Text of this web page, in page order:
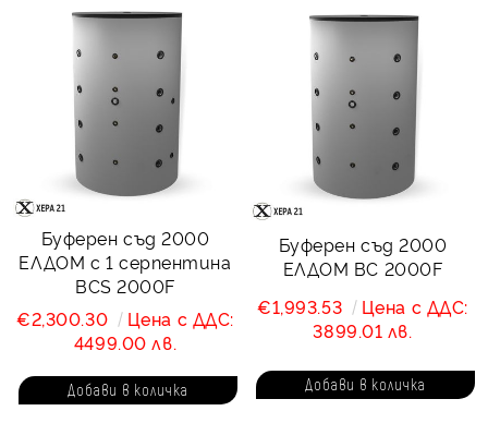
Буферен съд 2000
ЕЛДОМ с 1 серпентина
BCS 2000F
€2,300.30
Цена с ДДС:
4499.00 лв.
Буферен съд 2000
ЕЛДОМ BC 2000F
€1,993.53
Цена с ДДС:
3899.01 лв.